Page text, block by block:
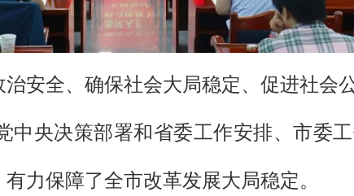
安全、确保社会大局稳定、促进社会
中央决策部署和省委工作安排、市委
力保障了全市改革发展大局稳定。